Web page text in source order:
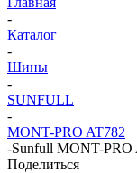
-
Каталог
-
Шины
-
SUNFULL
-
MONT-PRO AT782
-Sunfull MONT-PRO
Поделиться